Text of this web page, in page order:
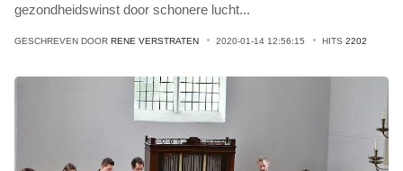
gezondheidswinst door schonere lucht...
GESCHREVEN DOOR RENE VERSTRATEN 2020-01-14 12:56:15 HITS 2202